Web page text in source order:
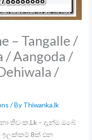
– Tangalle /
/ Aangoda /
/
/ By Thiwanka.lk
තිවංක.Lk – දැන්ම ඔබේ
ඉලක්කම් 8ක් එන